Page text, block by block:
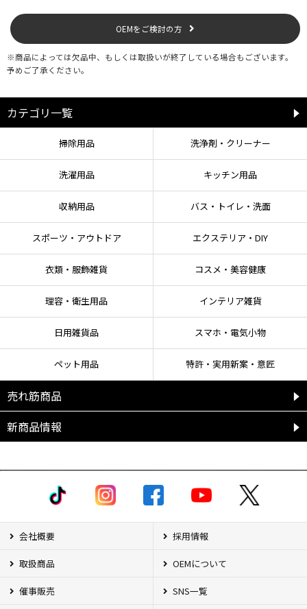
OEMをご検討の方
※商品によっては欠品中、もしくは取扱いが終了している場合もございます。
予めご了承ください。
カテゴリ一覧
掃除用品 洗浄剤・クリーナー
洗濯用品 キッチン用品
収納用品 バス・トイレ・洗面
スポーツ・アウトドア エクステリア・DIY
衣類・服飾雑貨 コスメ・美容健康
理容・衛生用品 インテリア雑貨
日用雑貨品 スマホ・電気小物
ペット用品 特許・実用新案・意匠
売れ筋商品
新商品情報
会社概要 採用情報
取扱商品 OEMについて
催事販売 SNS一覧